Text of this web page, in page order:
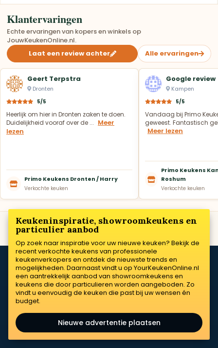
Klantervaringen
Echte ervaringen van kopers en winkels op
JouwKeukenOnline.nl.
Laat een review achter
Alle ervaringen
Geert Terpstra
Dronten
5/5
Heerlijk om hier in Dronten zaken te doen.
Duidelijkheid vooraf over de ... Meer
lezen
Primo Keukens Dronten / Harry
Verkochte keuken
Google review
Kampen
5/5
Vandaag bij Primo
geweest. Fantastisch
Meer lezen
Primo Keukens
Roshum
Verkochte keuken
Keukeninspiratie, showroomkeukens en
particulier aanbod
Op zoek naar inspiratie voor uw nieuwe keuken? Bekijk de
recent verkochte keukens van professionele
keukenverkopers en ontdek de nieuwste trends en
mogelijkheden. Daarnaast vindt u op YourKeukenOnline.nl
een aantrekkelijk aanbod van showroomkeukens en
keukens die door particulieren worden aangeboden. Zo
vindt u eenvoudig de keuken die past bij uw wensen én
budget.
Nieuwe advertentie plaatsen